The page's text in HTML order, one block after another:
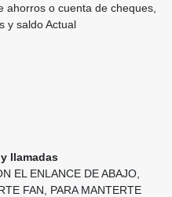
ahorros o cuenta de cheques,
y saldo Actual
llamadas
EL ENLANCE DE ABAJO,
FAN, PARA MANTERTE